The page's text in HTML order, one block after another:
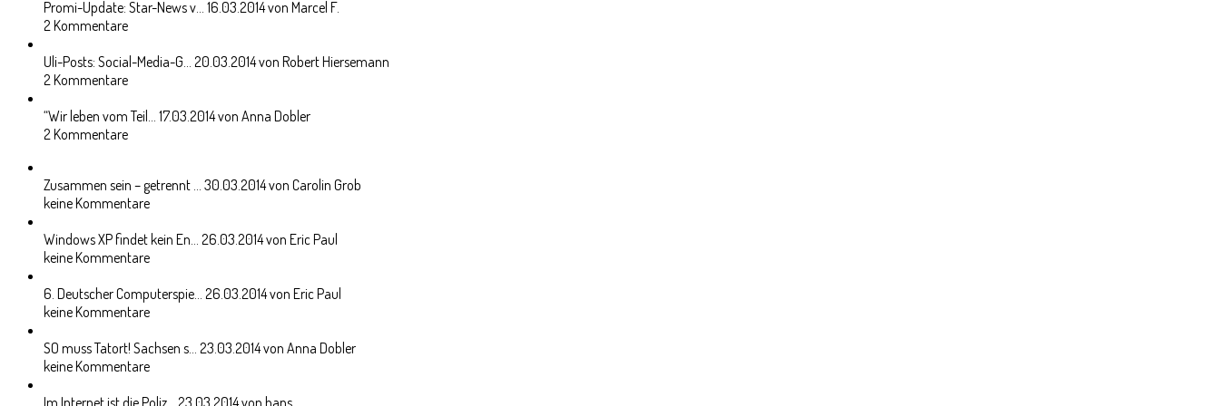
Promi-Update: Star-News v... 16.03.2014 von Marcel F.
2 Kommentare
Uli-Posts: Social-Media-G... 20.03.2014 von Robert Hiersemann
2 Kommentare
“Wir leben vom Teil... 17.03.2014 von Anna Dobler
2 Kommentare
Zusammen sein – getrennt ... 30.03.2014 von Carolin Grob
keine Kommentare
Windows XP findet kein En... 26.03.2014 von Eric Paul
keine Kommentare
6. Deutscher Computerspie... 26.03.2014 von Eric Paul
keine Kommentare
SO muss Tatort! Sachsen s... 23.03.2014 von Anna Dobler
keine Kommentare